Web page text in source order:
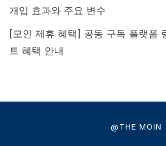
개입 효과와 주요 변수
[모인 제휴 혜택] 공동 구독 플랫폼
트 혜택 안내
@THE MOIN